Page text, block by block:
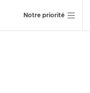
Notre priorité